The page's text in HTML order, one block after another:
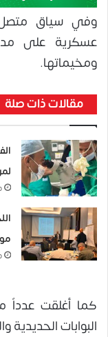
وفي سياق
عسكرية على
ومخيماتها.
مقالات ذات صلة
كما أغلقت عدداً
البوابات الحديدية